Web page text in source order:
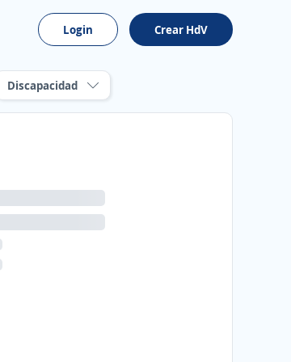
Login Crear HdV
Discapacidad